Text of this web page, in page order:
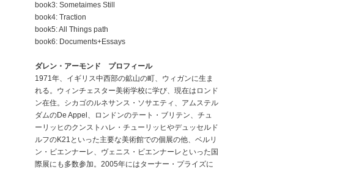
book3: Sometaimes Still
book4: Traction
book5: All Things path
book6: Documents+Essays
ダレン・アーモンド プロフィール
1971年、イギリス中西部の鉱山の町、ウィガンに生ま
れる。ウィンチェスター美術学校に学び、現在はロンド
ン在住。シカゴのルネサンス・ソサエティ、アムステル
ダムのDe Appel、ロンドンのテート・ブリテン、チュ
ーリッヒのクンストハレ・チューリッヒやデュッセルド
ルフのK21といった主要な美術館での個展の他、ベルリ
ン・ビエンナーレ、ヴェニス・ビエンナーレといった国
際展にも多数参加。2005年にはターナー・プライズに